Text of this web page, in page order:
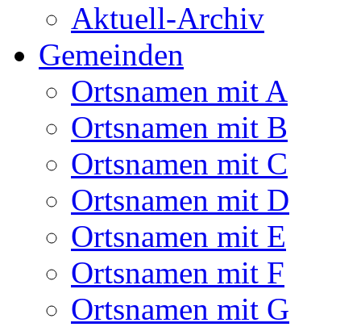
Aktuell-Archiv
Gemeinden
Ortsnamen mit A
Ortsnamen mit B
Ortsnamen mit C
Ortsnamen mit D
Ortsnamen mit E
Ortsnamen mit F
Ortsnamen mit G